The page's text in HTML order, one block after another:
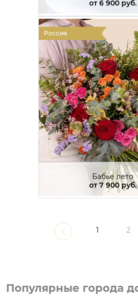
от6 900 руб.
Россия
Бабье лето
от7 900 руб.
1 2
Популярные города